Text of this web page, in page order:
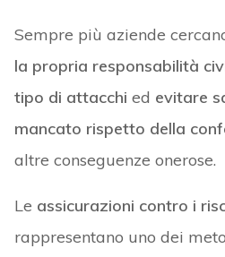
Sempre più aziende
la propria responsabilità
tipo di attacchi ed evitare
mancato rispetto della
altre conseguenze onerose.
Le assicurazioni contro i
rappresentano uno dei